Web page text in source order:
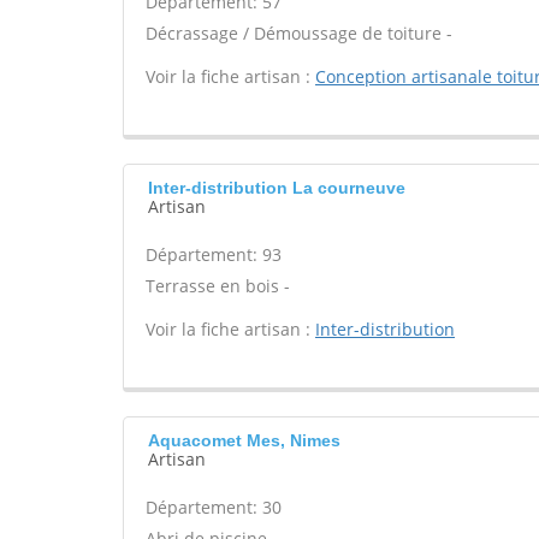
Décrassage / Démoussage de toiture -
Voir la fiche artisan : Conception artisanale
Inter-distribution La courneuve
Artisan
Département: 93
Terrasse en bois -
Voir la fiche artisan : Inter-distribution
Aquacomet Mes, Nimes
Artisan
Département: 30